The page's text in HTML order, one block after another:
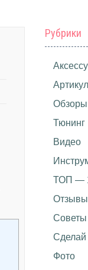
Рубрики
Обзоры
Тюнинг
Видео
ТОП —
Отзывы
Советы
Сделай
Фото